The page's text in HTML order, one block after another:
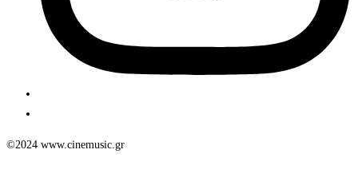
©2024 www.cinemusic.gr